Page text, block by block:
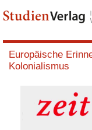
Europäische
Kolonialismus